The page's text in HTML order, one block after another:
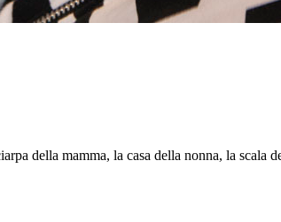
della mamma, la casa della nonna, la